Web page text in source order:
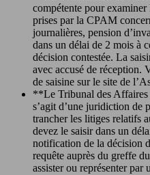
compétente pour
prises par la CPAM
journalières, pension
dans un délai de 2 mois à
décision contestée. La
avec accusé de réception.
de saisine sur le site de
**Le Tribunal des
s’agit d’une juridiction de
trancher les litiges relatifs
devez le saisir dans un
notification de la décision
requête auprès du greffe
assister ou représenter par